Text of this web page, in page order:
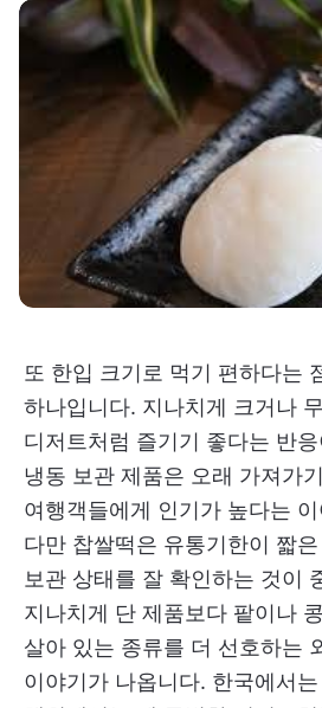
또 한입 크기로 먹기 편하다는
하나입니다. 지나치게 크거나
디저트처럼 즐기기 좋다는 반
냉동 보관 제품은 오래 가져가
여행객들에게 인기가 높다는
다만 찹쌀떡은 유통기한이 짧
보관 상태를 잘 확인하는 것이
지나치게 단 제품보다 팥이나
살아 있는 종류를 더 선호하는
이야기가 나옵니다. 한국에서